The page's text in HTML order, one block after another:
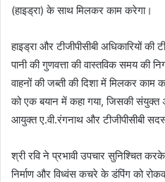
(हाइड्रा) के साथ मिलकर काम करेगा।
हाइड्रा और टीजीपीसीबी अधिकारियों
पानी की गुणवत्ता की वास्तविक समय की
वाहनों की जब्ती की दिशा में मिलकर काम
को एक बयान में कहा गया, जिसकी संयुक्त
आयुक्त ए.वी.रंगनाथ और टीजीपीसीबी
श्री रवि ने प्रभावी उपचार सुनिश्चित
निर्माण और विध्वंस कचरे के डंपिंग को